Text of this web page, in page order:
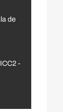
de
-